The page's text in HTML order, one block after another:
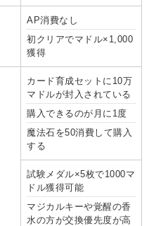
AP消費なし
初クリアでマドル×1,000
獲得
カード育成セットに10万
マドルが封入されている
購入できるのが月に1度
魔法石を50消費して購入
する
試験メダル×5枚で1000マ
ドル獲得可能
マジカルキーや覚醒の香
水の方が交換優先度が高